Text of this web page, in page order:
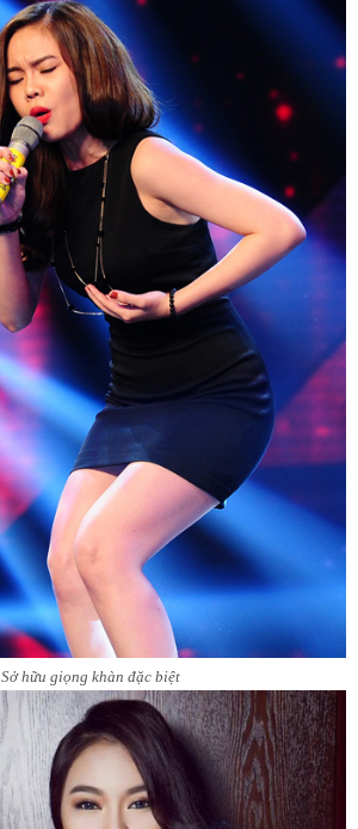
Sở hữu giọng khàn đặc biệt